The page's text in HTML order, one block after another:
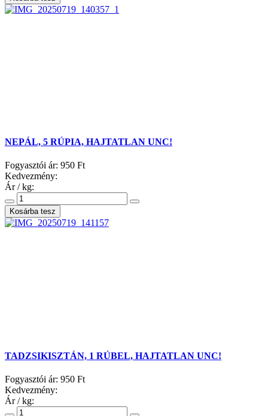
NEPÁL, 5 RÚPIA, HAJTATLAN UNC!
Fogyasztói ár: 950 Ft
Kedvezmény:
Ár / kg:
TADZSIKISZTÁN, 1 RÚBEL, HAJTATLAN UNC!
Fogyasztói ár: 950 Ft
Kedvezmény:
Ár / kg: